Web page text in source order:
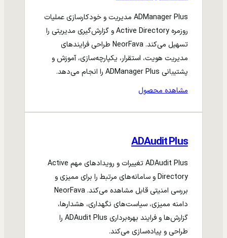
ADManager Plus مدیریت و خودکارسازی عملیات
روزمره Active Directory و گزارش‌گیری مدیریتی را
تسهیل می‌کند. NeorFava طراحی فرایندهای
مدیریت هویت، استقرار، یکپارچه‌سازی، آموزش و
پشتیبانی ADManager Plus را انجام می‌دهد.
مشاهده محصول
ADAudit Plus
ADAudit Plus تغییرات و رویدادهای مهم Active
Directory و سامانه‌های مرتبط را برای ممیزی و
بررسی امنیتی قابل مشاهده می‌کند. NeorFava
دامنه ممیزی، سیاست‌های نگهداری، هشدارها،
گزارش‌ها و فرایند بهره‌برداری ADAudit Plus را
طراحی و پیاده‌سازی می‌کند.